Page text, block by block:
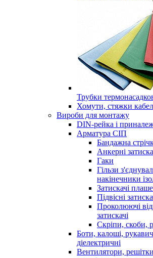
Трубки
Хомути, стяжки
Вироби для монтажу
DIN-рейка і
Арматура СІП
Бандажна
Анкерні
Гаки
Гільзи
накінечники
Затискачі
Підвісні
Проколюючі
затискачі
Скріпи, скоби,
Боти, калоші,
діелектричні
Вентилятори,